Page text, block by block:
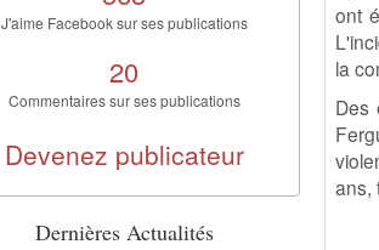
ont
la
Des
ans,
J'aime Facebook sur ses publications
20
Commentaires sur ses publications
Devenez publicateur
Dernières Actualités